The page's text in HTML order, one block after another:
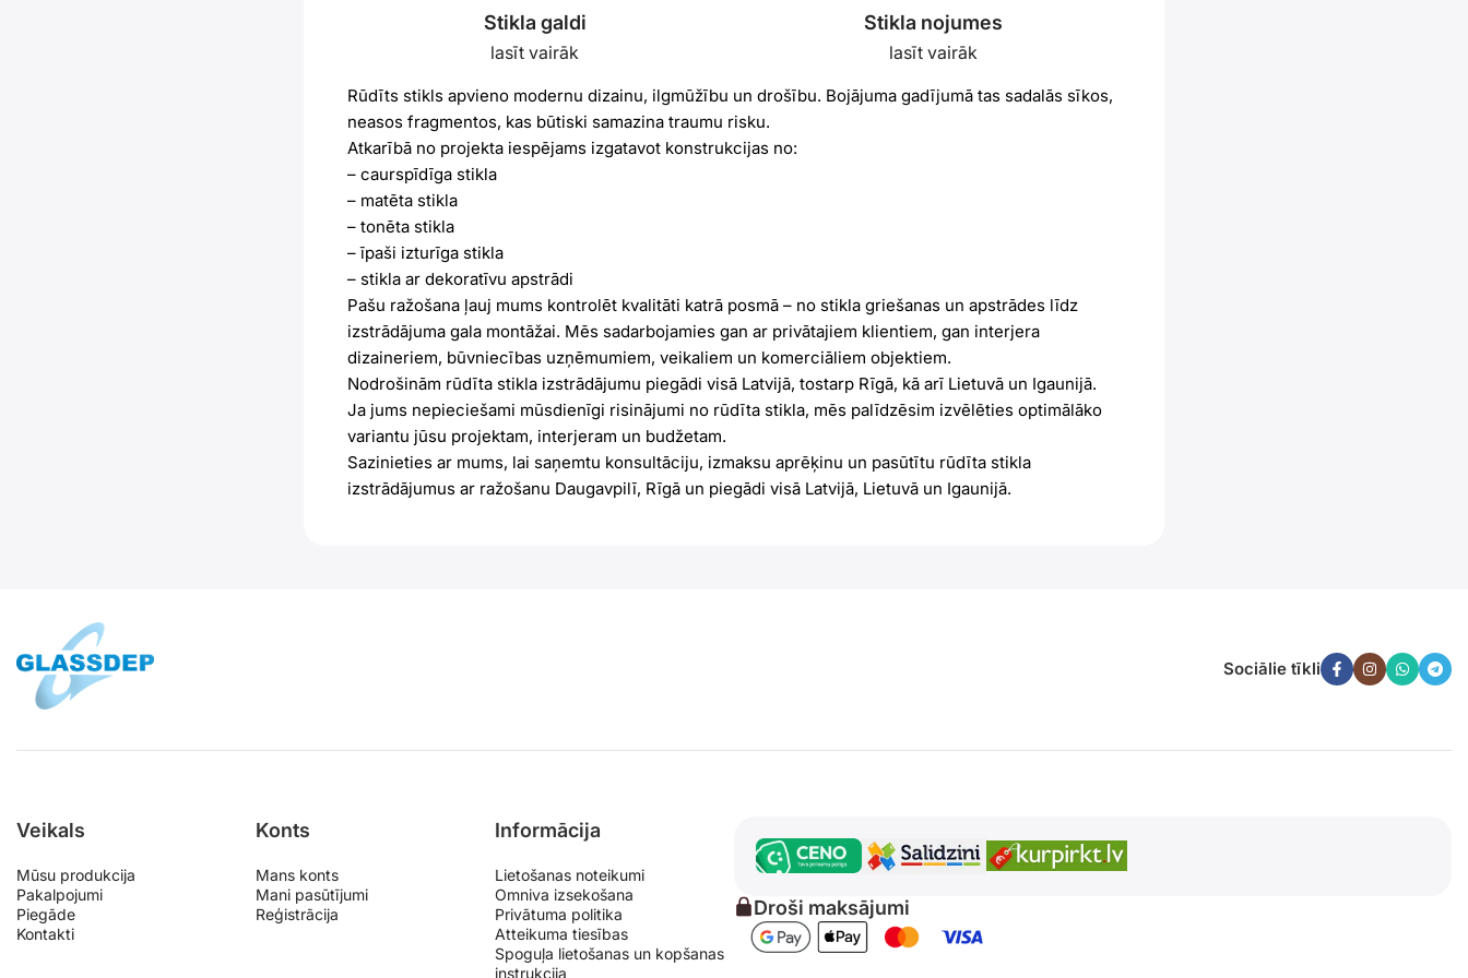
Stikla galdi
lasīt vairāk
Stikla nojumes
lasīt vairāk
Rūdīts stikls apvieno modernu dizainu, ilgmūžību un drošību. Bojājuma gadījumā tas sadalās sīkos,
neasos fragmentos, kas būtiski samazina traumu risku.
Atkarībā no projekta iespējams izgatavot konstrukcijas no:
– caurspīdīga stikla
– matēta stikla
– tonēta stikla
– īpaši izturīga stikla
– stikla ar dekoratīvu apstrādi
Pašu ražošana ļauj mums kontrolēt kvalitāti katrā posmā – no stikla griešanas un apstrādes līdz
izstrādājuma gala montāžai. Mēs sadarbojamies gan ar privātajiem klientiem, gan interjera
dizaineriem, būvniecības uzņēmumiem, veikaliem un komerciāliem objektiem.
Nodrošinām rūdīta stikla izstrādājumu piegādi visā Latvijā, tostarp Rīgā, kā arī Lietuvā un Igaunijā.
Ja jums nepieciešami mūsdienīgi risinājumi no rūdīta stikla, mēs palīdzēsim izvēlēties optimālāko
variantu jūsu projektam, interjeram un budžetam.
Sazinieties ar mums, lai saņemtu konsultāciju, izmaksu aprēķinu un pasūtītu rūdīta stikla
izstrādājumus ar ražošanu Daugavpilī, Rīgā un piegādi visā Latvijā, Lietuvā un Igaunijā.
Sociālie tīkli
Veikals
Mūsu produkcija
Pakalpojumi
Piegāde
Kontakti
Konts
Mans konts
Mani pasūtījumi
Reģistrācija
Informācija
Lietošanas noteikumi
Omniva izsekošana
Privātuma politika
Atteikuma tiesības
Spoguļa lietošanas un kopšanas
instrukcija
Droši maksājumi